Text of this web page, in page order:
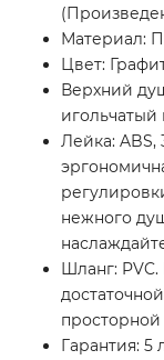
Материал:
Цвет:
Верхний
Лейка:
нежного
Шланг:
Гарантия: 5